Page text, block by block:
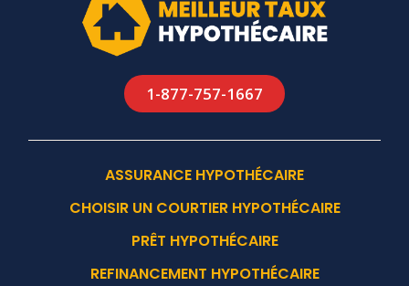
1-877-757-1667
ASSURANCE HYPOTHÉCAIRE
CHOISIR UN COURTIER HYPOTHÉCAIRE
PRÊT HYPOTHÉCAIRE
REFINANCEMENT HYPOTHÉCAIRE